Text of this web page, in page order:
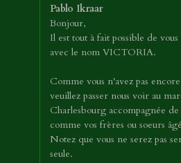
Pablo Ikraar
Bonjour,
Il est tout à fait possible de
avec le nom VICTORIA.
Comme vous n'avez pas
veuillez passer nous voir au
Charlesbourg accompagnée
comme vos frères ou soeurs
Notez que vous ne serez pas
seule.